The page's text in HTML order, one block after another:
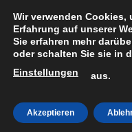
Inhalt
springen
HOME
Wir verwenden
Erfahrung auf unserer
Sie erfahren mehr
oder schalten Sie sie in
Einstellungen
aus.
Akzeptieren